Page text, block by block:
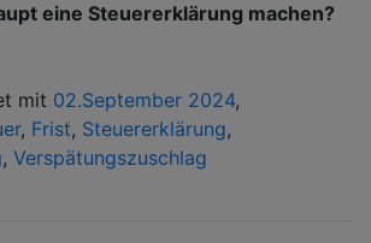
eine Steuererklärung machen?
mit 02.September 2024,
, Frist, Steuererklärung,
, Verspätungszuschlag